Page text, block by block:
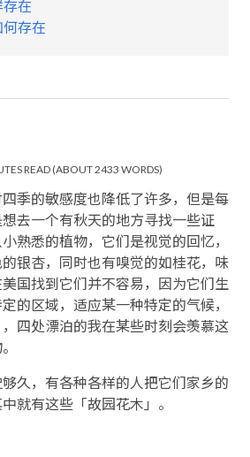
存在
何存在
READ (ABOUT 2433 WORDS)
季的敏感度也降低了许多，但是每
去一个有秋天的地方寻找一些证
熟悉的植物，它们是视觉的回忆，
银杏，同时也有嗅觉的如桂花，味
国找到它们并不容易，因为它们生
的区域，适应某一种特定的气候，
，四处漂泊的我在某些时刻会羡慕这
久，有各种各样的人把它们家乡的
就有这些「故园花木」。